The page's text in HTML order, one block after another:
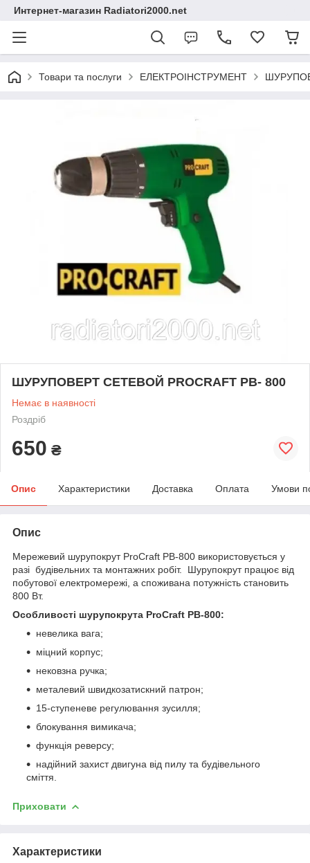
Интернет-магазин Radiatori2000.net
Товари та послуги ЕЛЕКТРОІНСТРУМЕНТ
ШУРУПОВЕРТ СЕТЕВОЙ PROCRAFT РВ- 800
Немає в наявності
Роздріб
650 ₴
Опис Характеристики Доставка Оплата Умови
Опис
Мережевий шурупокрут ProCraft PB-800 використовується у
разі будівельних та монтажних робіт. Шурупокрут працює від
побутової електромережі, а споживана потужність становить
800 Вт.
Особливості шурупокрута ProCraft PB-800:
невелика вага;
міцний корпус;
нековзна ручка;
металевий швидкозатискний патрон;
15-ступеневе регулювання зусилля;
блокування вимикача;
функція реверсу;
надійний захист двигуна від пилу та будівельного
сміття.
Приховати
Характеристики